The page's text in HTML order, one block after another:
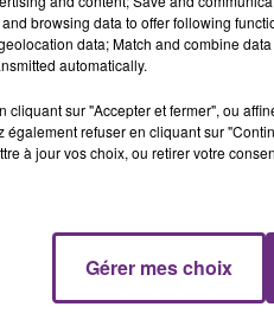
VENEZ FÊTER CE
L'ANNIVERSAIRE
Ce samedi 8 août
19h00 - 19h15
browsing data to offer following
data; Match and combine
automatically.
cliquant sur "Accepter et fermer", ou
également refuser en cliquant sur
à jour vos choix, ou retirer votre
Gérer mes choix